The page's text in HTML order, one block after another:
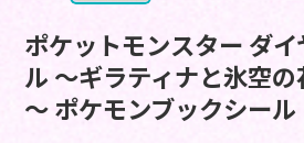
ポケットモンスター ダ
ル ～ギラティナと氷空
～ ポケモンブックシール